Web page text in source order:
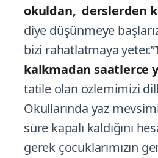
okuldan, derslerden
diye düşünmeye
bizi rahatlatmaya yeter.”
kalkmadan saatlerce
tatile olan özlemimizi
Okullarında yaz
süre kapalı kaldığını
gerek çocuklarımızın